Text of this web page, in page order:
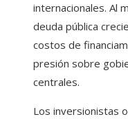
internacionales. Al
deuda pública
costos de
presión sobre
centrales.
Los inversionistas